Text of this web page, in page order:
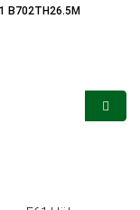
B702TH26.5M